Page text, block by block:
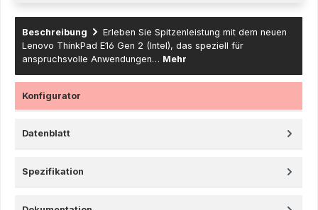
Beschreibung
Erleben Sie Spitzenleistung mit dem neuen
Lenovo ThinkPad E16 Gen 2 (Intel), das speziell für
anspruchsvolle Anwendungen… Mehr
Konfigurator
Datenblatt
Spezifikation